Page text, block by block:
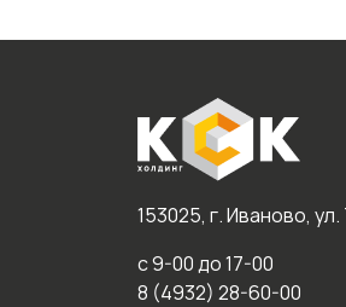
153025, г. Иваново,
с 9-00 до 17-00
8 (4932) 28-60-00